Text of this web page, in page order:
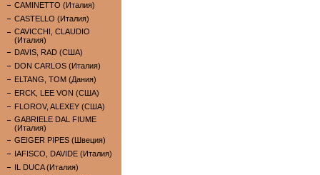
CAMINETTO (Италия)
CASTELLO (Италия)
CAVICCHI, CLAUDIO
(Италия)
DAVIS, RAD (США)
DON CARLOS (Италия)
ELTANG, TOM (Дания)
ERCK, LEE VON (США)
FLOROV, ALEXEY (США)
GABRIELE DAL FIUME
(Италия)
GEIGER PIPES (Швеция)
IAFISCO, DAVIDE (Италия)
IL DUCA (Италия)